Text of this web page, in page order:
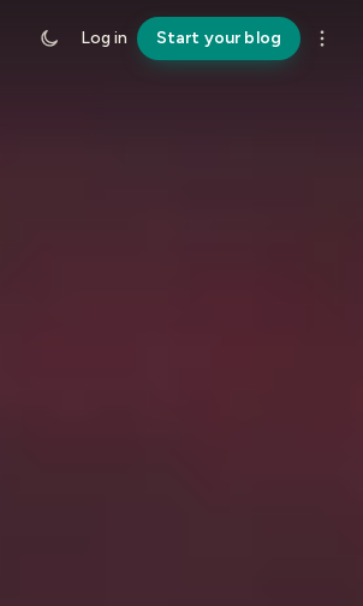
Log in Start your blog